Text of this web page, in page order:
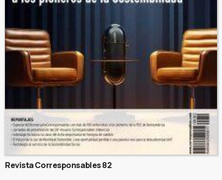
Revista Corresponsables 82